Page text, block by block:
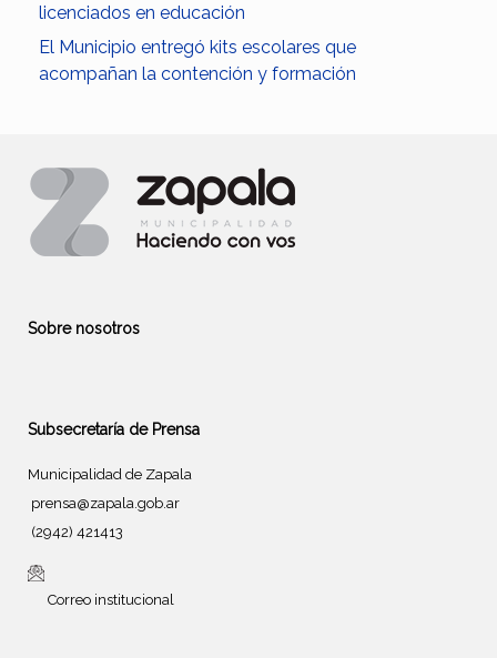
licenciados en educación
El Municipio entregó kits escolares que
acompañan la contención y formación
Sobre nosotros
Subsecretaría de Prensa
Municipalidad de Zapala
prensa@zapala.gob.ar
(2942) 421413
Correo institucional